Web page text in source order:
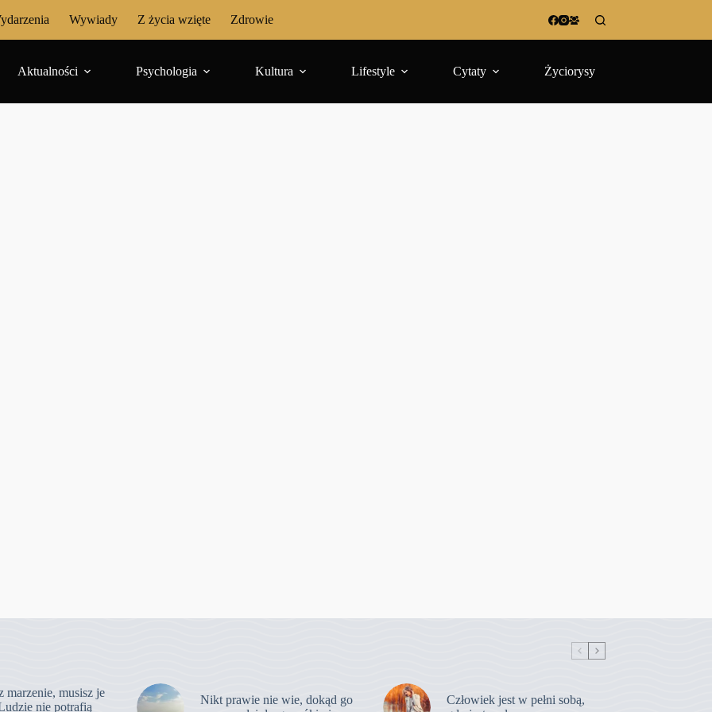
Wywiady Z życia wzięte Zdrowie
Aktualności Psychologia Kultura Lifestyle Cytaty Życiorysy
marzenie, musisz je
nie potrafią
Nikt prawie nie wie, dokąd go
Człowiek jest w pełni sobą,